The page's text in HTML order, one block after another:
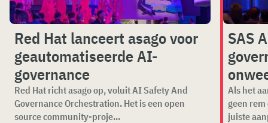
Red Hat lanceert asago voor
geautomatiseerde AI-
governance
Red Hat richt asago op, voluit AI Safety And
Governance Orchestration. Het is een open
source community-proje...
SAS
Als het
geen
juiste